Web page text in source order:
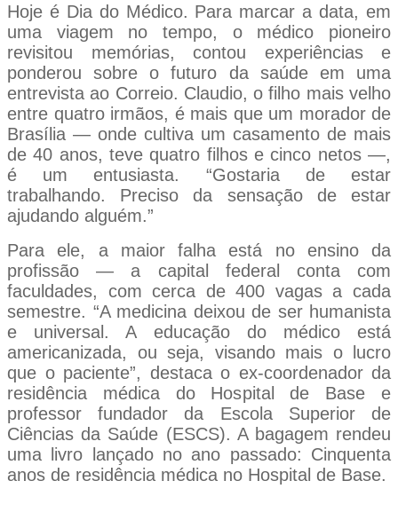
Hoje é Dia do Médico. Para marcar a data, em
uma viagem no tempo, o médico pioneiro
revisitou memórias, contou experiências e
ponderou sobre o futuro da saúde em uma
entrevista ao Correio. Claudio, o filho mais velho
entre quatro irmãos, é mais que um morador de
Brasília — onde cultiva um casamento de mais
de 40 anos, teve quatro filhos e cinco netos —,
é um entusiasta. “Gostaria de estar
trabalhando. Preciso da sensação de estar
ajudando alguém.”
Para ele, a maior falha está no ensino da
profissão — a capital federal conta com
faculdades, com cerca de 400 vagas a cada
semestre. “A medicina deixou de ser humanista
e universal. A educação do médico está
americanizada, ou seja, visando mais o lucro
que o paciente”, destaca o ex-coordenador da
residência médica do Hospital de Base e
professor fundador da Escola Superior de
Ciências da Saúde (ESCS). A bagagem rendeu
uma livro lançado no ano passado: Cinquenta
anos de residência médica no Hospital de Base.